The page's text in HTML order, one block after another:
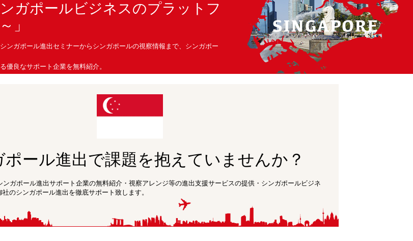
ム
ル 海外進出WEB診断
海外事業計画策定支援サー
ビス
て
官公庁/公的機関/金融機関
向け
績
ガポールビジネスのプラットフ
」
ンガポール進出セミナーからシンガポールの視察情報まで、シンガポー
優良なサポート企業を無料紹介。
ポール進出で課題を抱えていませんか？
ンガポール進出サポート企業の無料紹介・視察アレンジ等の進出支援サービスの提供・シンガポールビジネ
のシンガポール進出を徹底サポート致します。